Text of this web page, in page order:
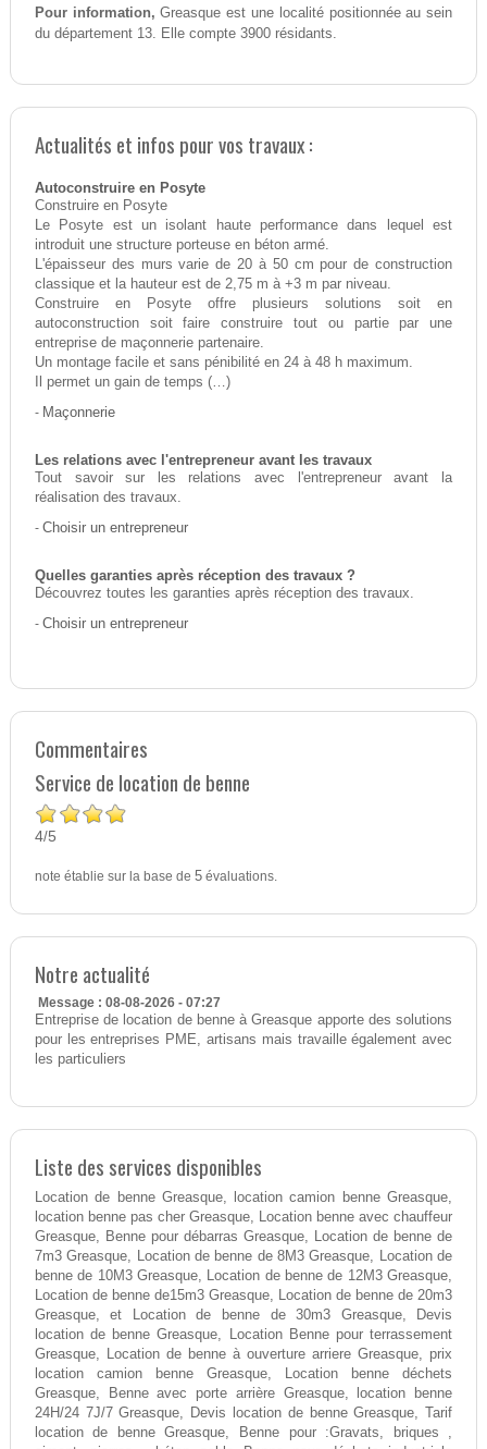
Pour information, Greasque est une localité positionnée au sein
du département 13. Elle compte 3900 résidants.
Actualités et infos pour vos travaux :
Autoconstruire en Posyte
Construire en Posyte
Le Posyte est un isolant haute performance dans lequel est
introduit une structure porteuse en béton armé.
L'épaisseur des murs varie de 20 à 50 cm pour de construction
classique et la hauteur est de 2,75 m à +3 m par niveau.
Construire en Posyte offre plusieurs solutions soit en
autoconstruction soit faire construire tout ou partie par une
entreprise de maçonnerie partenaire.
Un montage facile et sans pénibilité en 24 à 48 h maximum.
Il permet un gain de temps (…)
- Maçonnerie
Les relations avec l'entrepreneur avant les travaux
Tout savoir sur les relations avec l'entrepreneur avant la
réalisation des travaux.
- Choisir un entrepreneur
Quelles garanties après réception des travaux ?
Découvrez toutes les garanties après réception des travaux.
- Choisir un entrepreneur
Commentaires
Service de location de benne
4/5
note établie sur la base de 5évaluations.
Notre actualité
Message : 08-08-2026 - 07:27
Entreprise de location de benne à Greasque apporte des solutions
pour les entreprises PME, artisans mais travaille également avec
les particuliers
Liste des services disponibles
Location de benne Greasque, location camion benne Greasque,
location benne pas cher Greasque, Location benne avec chauffeur
Greasque, Benne pour débarras Greasque, Location de benne de
7m3 Greasque, Location de benne de 8M3 Greasque, Location de
benne de 10M3 Greasque, Location de benne de 12M3 Greasque,
Location de benne de15m3 Greasque, Location de benne de 20m3
Greasque, et Location de benne de 30m3 Greasque, Devis
location de benne Greasque, Location Benne pour terrassement
Greasque, Location de benne à ouverture arriere Greasque, prix
location camion benne Greasque, Location benne déchets
Greasque, Benne avec porte arrière Greasque, location benne
24H/24 7J/7 Greasque, Devis location de benne Greasque, Tarif
location de benne Greasque, Benne pour :Gravats, briques ,